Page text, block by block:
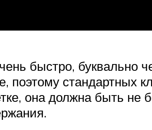
быстро,
поэтому стандартных
она должна быть не